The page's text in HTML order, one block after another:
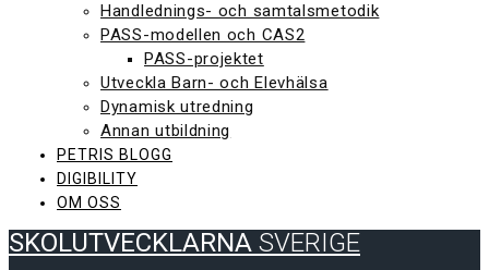
Handlednings- och samtalsmetodik
PASS-modellen och CAS2
PASS-projektet
Utveckla Barn- och Elevhälsa
Dynamisk utredning
Annan utbildning
PETRIS BLOGG
DIGIBILITY
OM OSS
SKOLUTVECKLARNA SVERIGE